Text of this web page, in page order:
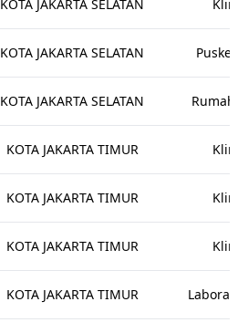
KOTA JAKARTA SELATAN Klinik
KOTA JAKARTA SELATAN
KOTA JAKARTA SELATAN Rumah
KOTA JAKARTA TIMUR Klinik
KOTA JAKARTA TIMUR Klinik
KOTA JAKARTA TIMUR Klinik
KOTA JAKARTA TIMUR